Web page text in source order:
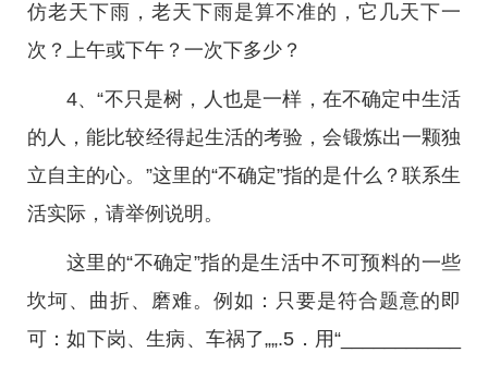
仿老天下雨，老天下雨是算不准的，它几天下一
次？上午或下午？一次下多少？
4、“不只是树，人也是一样，在不确定中生活
的人，能比较经得起生活的考验，会锻炼出一颗独
立自主的心。”这里的“不确定”指的是什么？联系生
活实际，请举例说明。
这里的“不确定”指的是生活中不可预料的一些
坎坷、曲折、磨难。例如：只要是符合题意的即
可：如下岗、生病、车祸了„„.5．用“___________